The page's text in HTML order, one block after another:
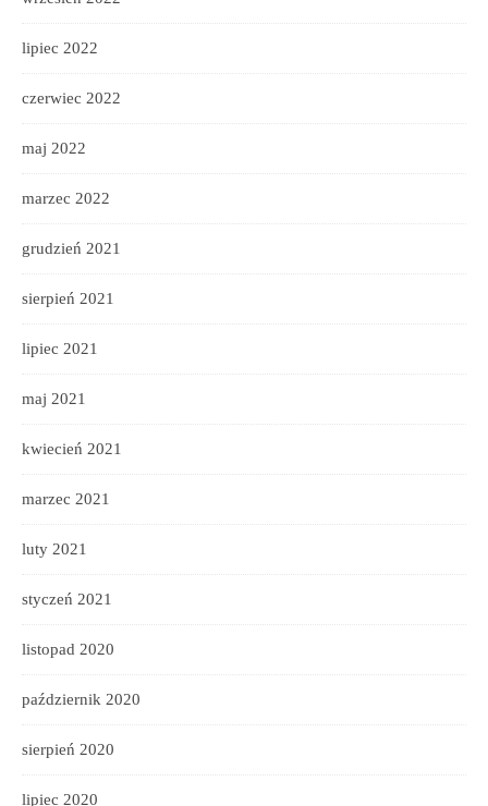
lipiec 2022
czerwiec 2022
maj 2022
marzec 2022
grudzień 2021
sierpień 2021
lipiec 2021
maj 2021
kwiecień 2021
marzec 2021
luty 2021
styczeń 2021
listopad 2020
październik 2020
sierpień 2020
lipiec 2020